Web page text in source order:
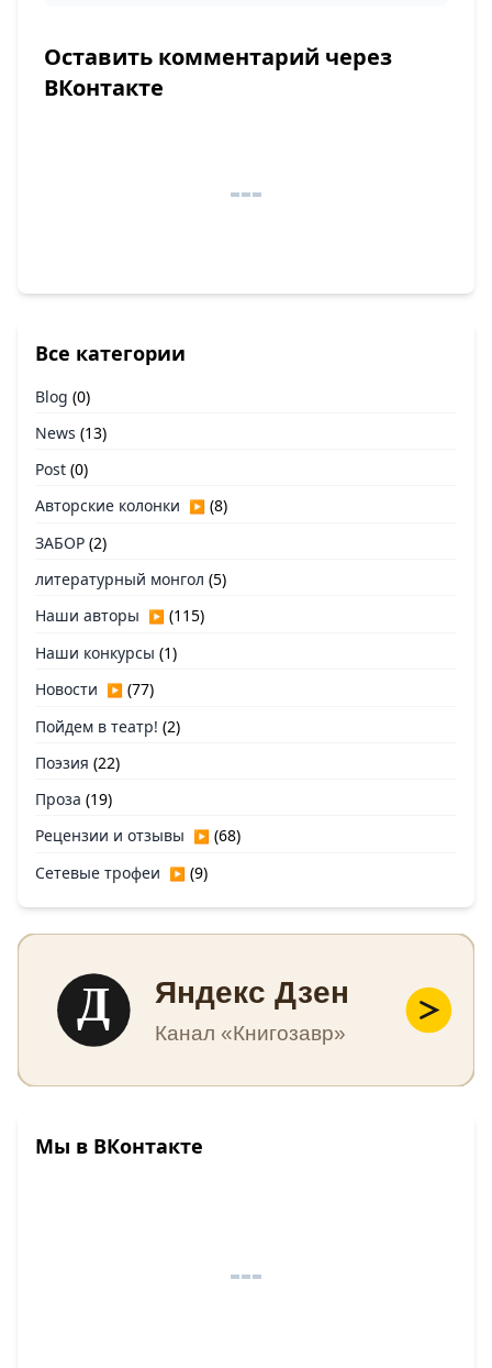
Оставить комментарий через
ВКонтакте
Все категории
Blog (0)
News (13)
Post (0)
Авторские колонки ▶ (8)
ЗАБОР (2)
литературный монгол (5)
Наши авторы ▶ (115)
Наши конкурсы (1)
Новости ▶ (77)
Пойдем в театр! (2)
Поэзия (22)
Проза (19)
Рецензии и отзывы ▶ (68)
Сетевые трофеи ▶ (9)
Д Яндекс Дзен
Канал «Книгозавр»
Мы в ВКонтакте